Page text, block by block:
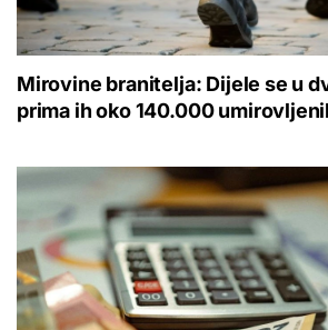
Mirovine branitelja: Dijele se u
prima ih oko 140.000